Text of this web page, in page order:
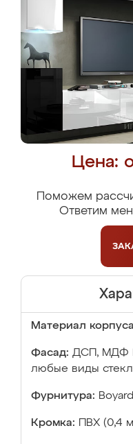
Цена:
Поможем
Ответим
Материал
Фасад: ДСП, МДФ
любые виды
Фурнитура:
Кромка: ПВХ (0,4